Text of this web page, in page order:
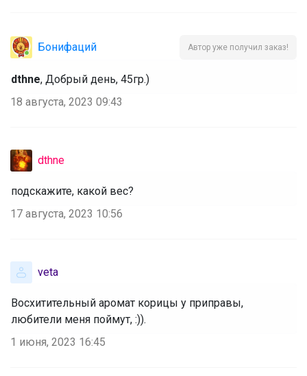
Бонифаций Автор уже получил заказ!
dthne, Добрый день, 45гр.)
18 августа, 2023 09:43
dthne
подскажите, какой вес?
17 августа, 2023 10:56
veta
Восхитительный аромат корицы у приправы,
любители меня поймут, :)).
1 июня, 2023 16:45